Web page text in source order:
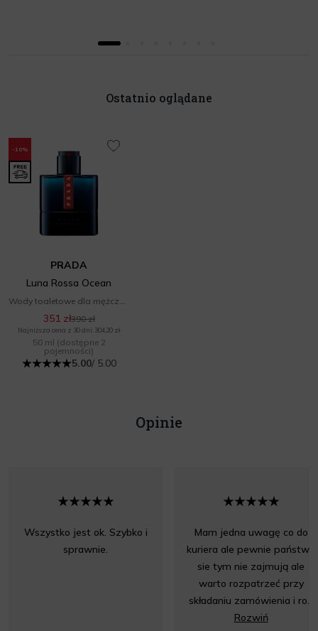
Ostatnio oglądane
-10%
PRADA
Luna Rossa Ocean
351 zł390 zł
Najniższa cena z 30 dni: 304,20 zł
50 ml (dostępne 2
pojemności)
5.00/ 5.00
Opinie
Wszystko jest ok. Szybko i
sprawnie.
Mam jedna uwagę co do
kuriera ale pewnie państwo
sie tym nie zajmują ale
warto rozpatrzeć przy
składaniu zamówienia i ro...
Rozwiń